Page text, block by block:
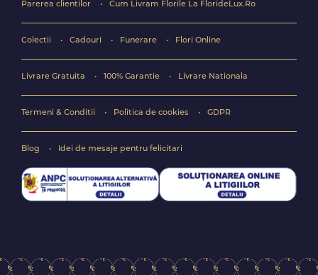
Parerea clientilor Cum Livram Florile La FlorideLux.Ro
Colectii Cadouri Funerare Flori Online
Livrare Gratuita 100% Garantie Livrare Nationala
Termeni & Conditii Politica de cookies GDPR
Blog Idei de mesaje pentru felicitari